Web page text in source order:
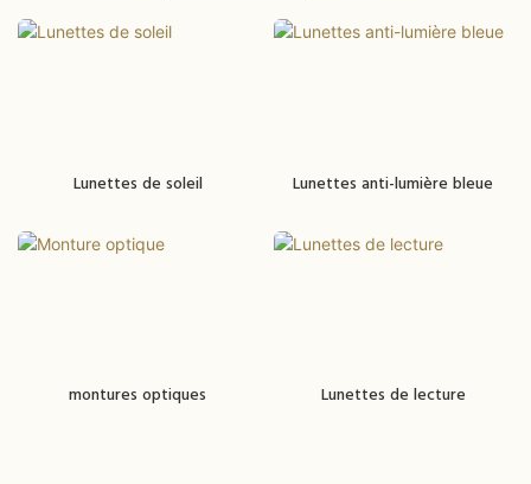
Lunettes de soleil Lunettes anti-lumière bleue
montures optiques Lunettes de lecture